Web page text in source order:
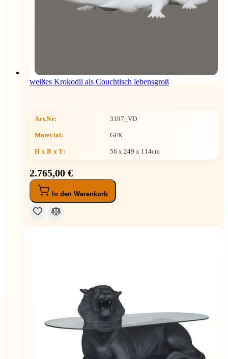
weißes Krokodil als Couchtisch lebensgroß
Art.Nr: 3197_VD
Material: GFK
H x B x T: 56 x 249 x 114cm
2.765,00 €
In den Warenkorb